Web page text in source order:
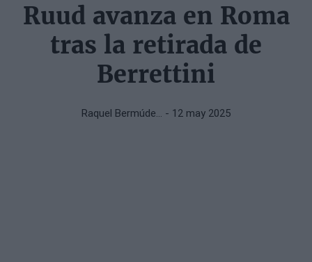
Ruud avanza en Roma
tras la retirada de
Berrettini
Raquel Bermúde… - 12 may 2025